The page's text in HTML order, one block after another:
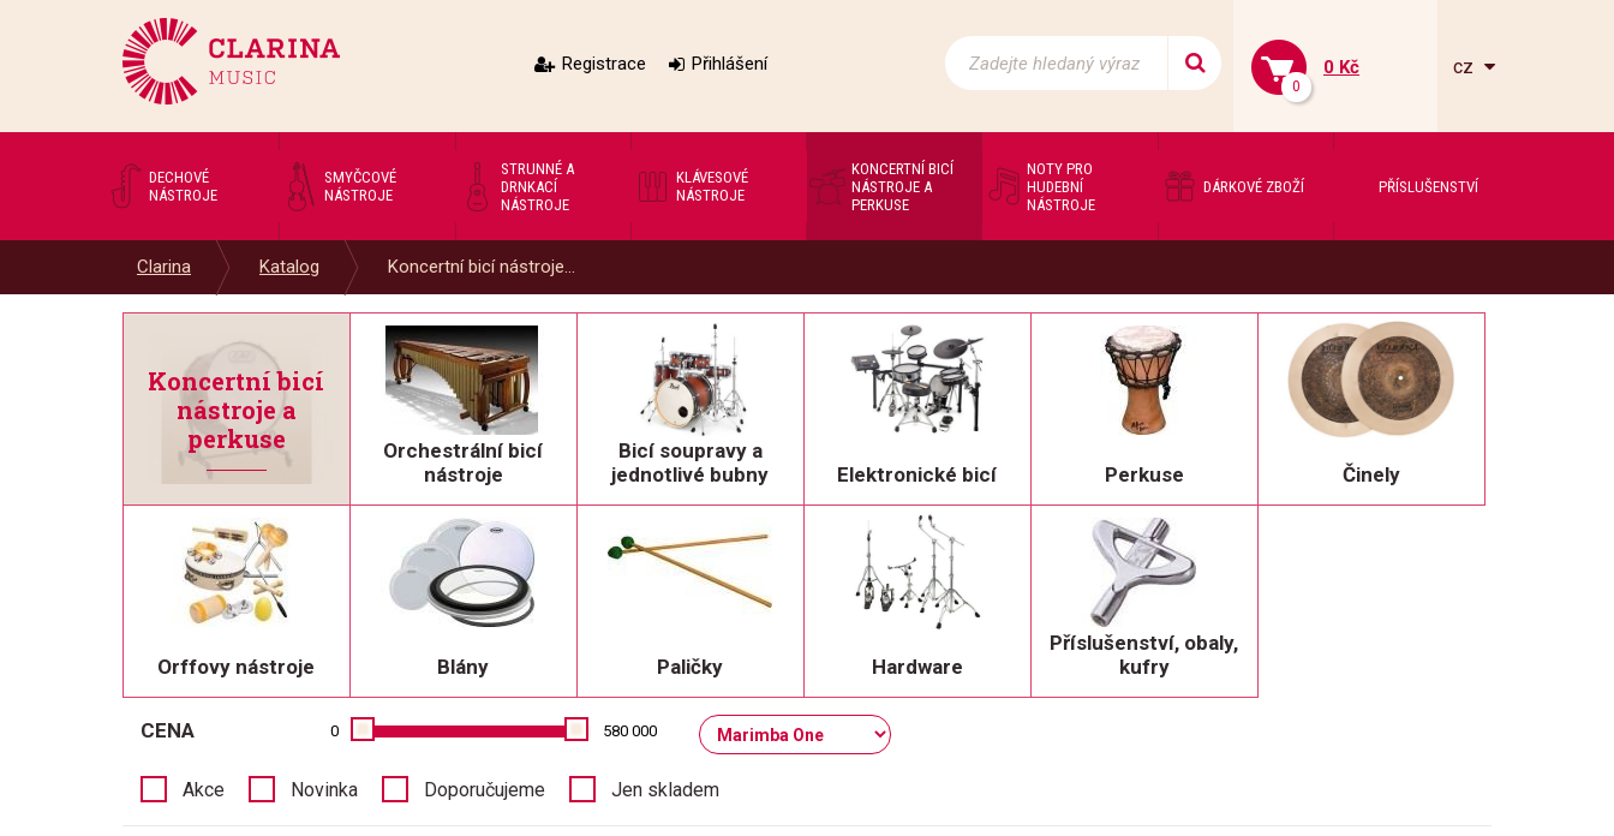
Registrace Přihlášení
0
0 Kč cz
DECHOVÉ
NÁSTROJE
SMYČCOVÉ
NÁSTROJE
STRUNNÉ A
DRNKACÍ
NÁSTROJE
KLÁVESOVÉ
NÁSTROJE
KONCERTNÍ BICÍ
NÁSTROJE A
PERKUSE
NOTY PRO
HUDEBNÍ
NÁSTROJE
DÁRKOVÉ ZBOŽÍ PŘÍSLUŠENSTVÍ
Clarina Katalog Koncertní bicí nástroje...
Koncertní bicí
nástroje a
perkuse
Orchestrální bicí
nástroje
Bicí soupravy a
jednotlivé bubny
Elektronické bicí Perkuse Činely
Orffovy nástroje Blány Paličky Hardware
Příslušenství, obaly,
kufry
CENA 0 580 000
Akce Novinka Doporučujeme Jen skladem